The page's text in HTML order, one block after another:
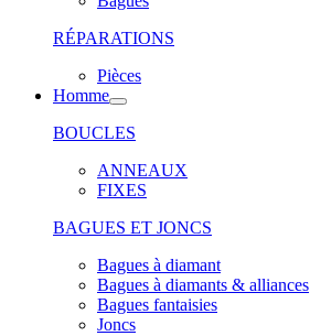
RÉPARATIONS
Pièces
Homme
BOUCLES
ANNEAUX
FIXES
BAGUES ET JONCS
Bagues à diamant
Bagues à diamants & alliances
Bagues fantaisies
Joncs